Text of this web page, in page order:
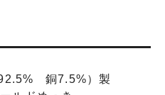
銅7.5%）製